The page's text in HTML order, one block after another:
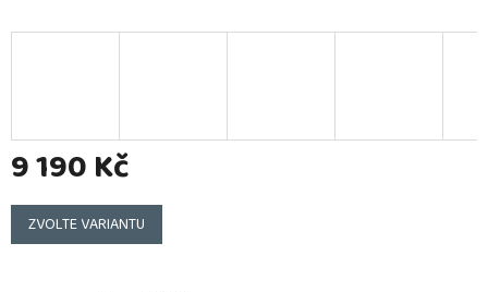
9 190 Kč
Měrná
cena:
ZVOLTE VARIANTU